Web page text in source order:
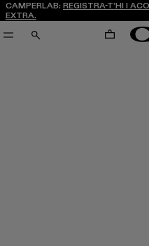
CAMPERLAB: REGISTRA-T’HI I
EXTRA.
CERCA CARRO